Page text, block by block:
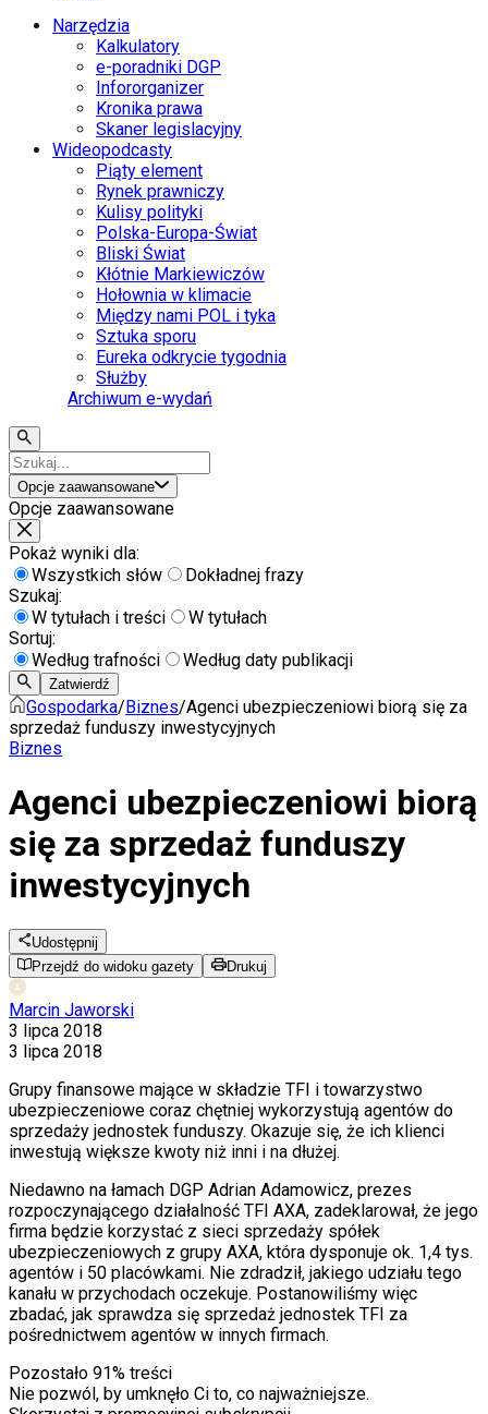
Narzędzia
Kalkulatory
e-poradniki DGP
Infororganizer
Kronika prawa
Skaner legislacyjny
Wideopodcasty
Piąty element
Rynek prawniczy
Kulisy polityki
Polska-Europa-Świat
Bliski Świat
Kłótnie Markiewiczów
Hołownia w klimacie
Między nami POL i tyka
Sztuka sporu
Eureka odkrycie tygodnia
Służby
Archiwum e-wydań
Opcje zaawansowane
Opcje zaawansowane
Pokaż wyniki dla:
Wszystkich słów
Dokładnej frazy
Szukaj:
W tytułach i treści
W tytułach
Sortuj:
Według trafności
Według daty publikacji
Zatwierdź
Gospodarka/Biznes/Agenci ubezpieczeniowi biorą się za
sprzedaż funduszy inwestycyjnych
Biznes
Agenci ubezpieczeniowi biorą
się za sprzedaż funduszy
inwestycyjnych
Udostępnij
Przejdź do widoku gazety
Drukuj
Marcin Jaworski
3 lipca 2018
3 lipca 2018
Grupy finansowe mające w składzie TFI i towarzystwo
ubezpieczeniowe coraz chętniej wykorzystują agentów do
sprzedaży jednostek funduszy. Okazuje się, że ich klienci
inwestują większe kwoty niż inni i na dłużej.
Niedawno na łamach DGP Adrian Adamowicz, prezes
rozpoczynającego działalność TFI AXA, zadeklarował, że jego
firma będzie korzystać z sieci sprzedaży spółek
ubezpieczeniowych z grupy AXA, która dysponuje ok. 1,4 tys.
agentów i 50 placówkami. Nie zdradził, jakiego udziału tego
kanału w przychodach oczekuje. Postanowiliśmy więc
zbadać, jak sprawdza się sprzedaż jednostek TFI za
pośrednictwem agentów w innych firmach.
Pozostało 91% treści
Nie pozwól, by umknęło Ci to, co najważniejsze.